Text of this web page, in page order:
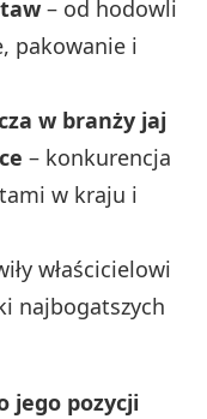
– od hodowli
pakowanie i
w branży jaj
– konkurencja
w kraju i
właścicielowi
najbogatszych
jego pozycji